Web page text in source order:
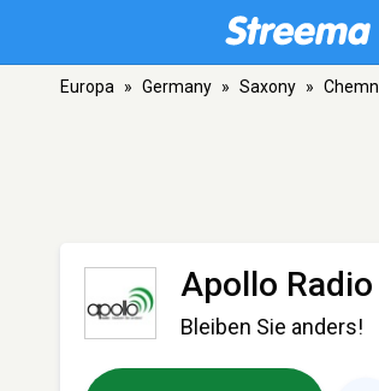
Europa » Germany » Saxony »
Apollo Radio
Bleiben Sie anders!